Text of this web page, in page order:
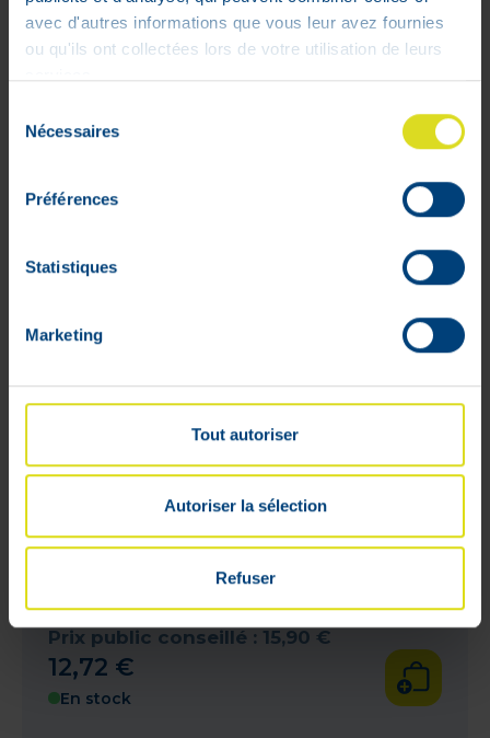
avec d'autres informations que vous leur avez fournies
ou qu'ils ont collectées lors de votre utilisation de leurs
Nécessaires
Préférences
Statistiques
Marketing
Tout autoriser
Autoriser la sélection
Refuser
27,09€
En stock
Nuxe Men Boost Mousse Raser 150Ml
Prix public conseillé : 15,90 €
12,72 €
En stock